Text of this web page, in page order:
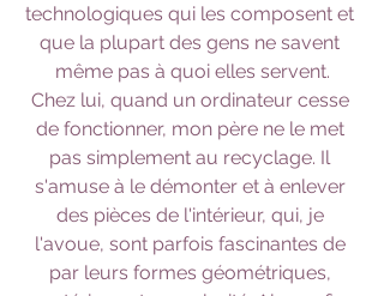
technologiques qui les composent et
que la plupart des gens ne savent
même pas à quoi elles servent.
Chez lui, quand un ordinateur cesse
de fonctionner, mon père ne le met
pas simplement au recyclage. Il
s'amuse à le démonter et à enlever
des pièces de l'intérieur, qui, je
l'avoue, sont parfois fascinantes de
par leurs formes géométriques,